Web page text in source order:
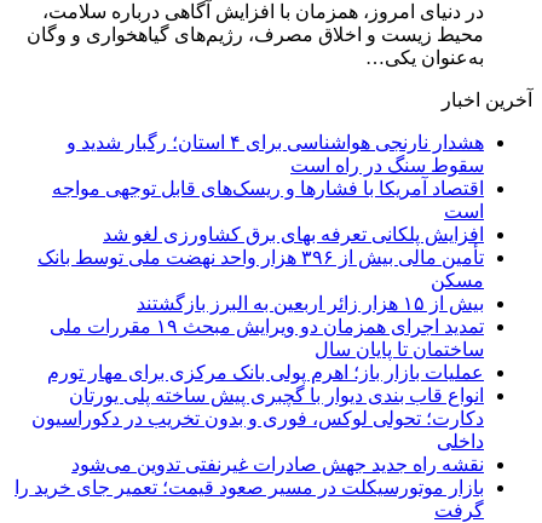
در دنیای امروز، همزمان با افزایش آگاهی درباره سلامت،
محیط‌ زیست و اخلاق مصرف، رژیم‌های گیاهخواری و وگان
به‌عنوان یکی…
آخرین اخبار
هشدار نارنجی هواشناسی برای ۴ استان؛ رگبار شدید و
سقوط سنگ در راه است
اقتصاد آمریکا با فشارها و ریسک‌های قابل توجهی مواجه
است
افزایش پلکانی تعرفه بهای برق کشاورزی لغو شد
تأمین مالی بیش از ۳۹۶ هزار واحد نهضت ملی توسط بانک
مسکن
بیش از ۱۵ هزار زائر اربعین به البرز بازگشتند
تمدید اجرای همزمان دو ویرایش مبحث ۱۹ مقررات ملی
ساختمان تا پایان سال
عملیات بازار باز؛ اهرم پولی بانک مرکزی برای مهار تورم
انواع قاب بندی دیوار با گچبری پیش ساخته پلی یورتان
دکارت؛ تحولی لوکس، فوری و بدون تخریب در دکوراسیون
داخلی
نقشه راه جدید جهش صادرات غیرنفتی تدوین می‌شود
بازار موتورسیکلت در مسیر صعود قیمت؛ تعمیر جای خرید را
گرفت